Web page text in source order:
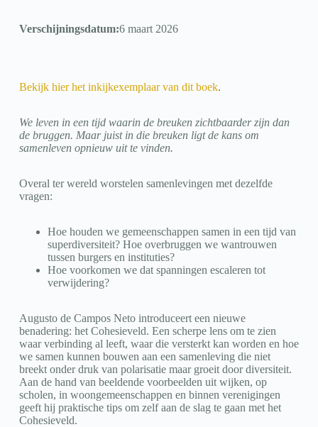
Verschijningsdatum:6 maart 2026
Bekijk hier het inkijkexemplaar van dit boek.
We leven in een tijd waarin de breuken zichtbaarder zijn dan
de bruggen. Maar juist in die breuken ligt de kans om
samenleven opnieuw uit te vinden.
Overal ter wereld worstelen samenlevingen met dezelfde
vragen:
Hoe houden we gemeenschappen samen in een tijd van
superdiversiteit? Hoe overbruggen we wantrouwen
tussen burgers en instituties?
Hoe voorkomen we dat spanningen escaleren tot
verwijdering?
Augusto de Campos Neto introduceert een nieuwe
benadering: het Cohesieveld. Een scherpe lens om te zien
waar verbinding al leeft, waar die versterkt kan worden en hoe
we samen kunnen bouwen aan een samenleving die niet
breekt onder druk van polarisatie maar groeit door diversiteit.
Aan de hand van beeldende voorbeelden uit wijken, op
scholen, in woongemeenschappen en binnen verenigingen
geeft hij praktische tips om zelf aan de slag te gaan met het
Cohesieveld.